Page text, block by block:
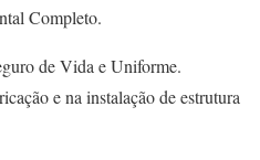
Completo.
de Vida e Uniforme.
e na instalação de estrutura